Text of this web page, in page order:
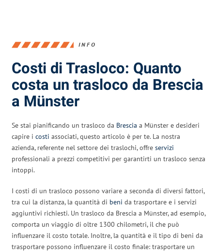
INFO
Costi di Trasloco: Quanto
costa un trasloco da Brescia
a Münster
Se stai pianificando un trasloco da Brescia a Münster e desideri
capire i costi associati, questo articolo è per te. La nostra
azienda, referente nel settore dei traslochi, offre servizi
professionali a prezzi competitivi per garantirti un trasloco senza
intoppi.
I costi di un trasloco possono variare a seconda di diversi fattori,
tra cui la distanza, la quantità di beni da trasportare e i servizi
aggiuntivi richiesti. Un trasloco da Brescia a Münster, ad esempio,
comporta un viaggio di oltre 1300 chilometri, il che può
influenzare il costo totale. Inoltre, la quantità e il tipo di beni da
trasportare possono influenzare il costo finale: trasportare un